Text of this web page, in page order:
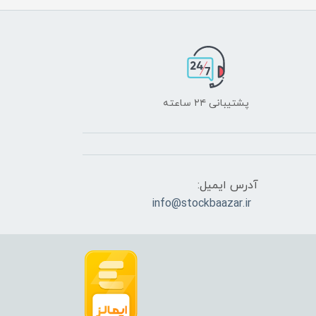
پشتیبانی ۲۴ ساعته
آدرس ایمیل:
info@stockbaazar.ir